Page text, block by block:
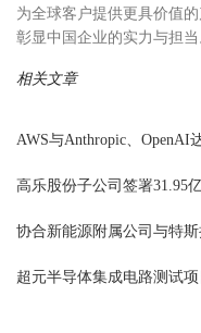
为全球客户提供更具价值
彰显中国企业的实力与担当
相关文章
AWS与Anthropic、OpenAI
高乐股份子公司签署31.95
协合新能源附属公司与特
超元半导体集成电路测试